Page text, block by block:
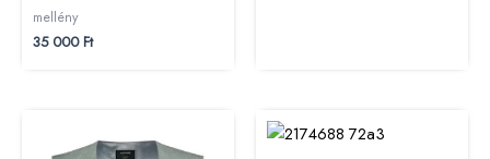
mellény
35 000Ft